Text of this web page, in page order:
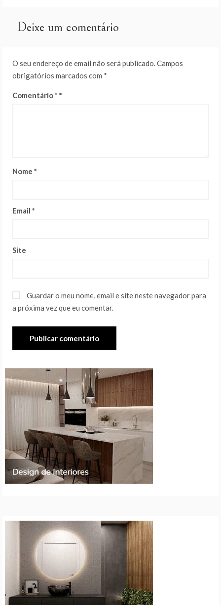
artigos
Deixe um comentário
O seu endereço de email não será publicado.Campos
obrigatórios marcados com *
Comentário*
Nome *
Email *
Site
Guardar o meu nome, email e site neste navegador para
a próxima vez que eu comentar.